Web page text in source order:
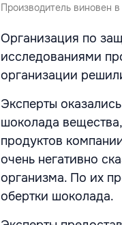
Производитель виновен
Организация по
исследованиями
организации
Эксперты
шоколада
продуктов
очень негативно
организма. По их
обертки шоколада.